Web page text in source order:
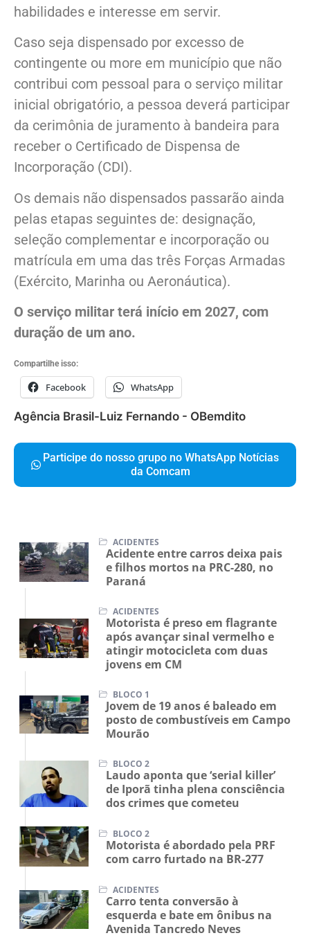
habilidades e interesse em servir.
Caso seja dispensado por excesso de
contingente ou more em município que não
contribui com pessoal para o serviço militar
inicial obrigatório, a pessoa deverá participar
da cerimônia de juramento à bandeira para
receber o Certificado de Dispensa de
Incorporação (CDI).
Os demais não dispensados passarão ainda
pelas etapas seguintes de: designação,
seleção complementar e incorporação ou
matrícula em uma das três Forças Armadas
(Exército, Marinha ou Aeronáutica).
O serviço militar terá início em 2027, com
duração de um ano.
Compartilhe isso:
Facebook WhatsApp
Agência Brasil-Luiz Fernando - OBemdito
Participe do nosso grupo no WhatsApp Notícias
da Comcam
ACIDENTES
Acidente entre carros deixa pais
e filhos mortos na PRC-280, no
Paraná
ACIDENTES
Motorista é preso em flagrante
após avançar sinal vermelho e
atingir motocicleta com duas
jovens em CM
BLOCO 1
Jovem de 19 anos é baleado em
posto de combustíveis em Campo
Mourão
BLOCO 2
Laudo aponta que ‘serial killer’
de Iporã tinha plena consciência
dos crimes que cometeu
BLOCO 2
Motorista é abordado pela PRF
com carro furtado na BR-277
ACIDENTES
Carro tenta conversão à
esquerda e bate em ônibus na
Avenida Tancredo Neves